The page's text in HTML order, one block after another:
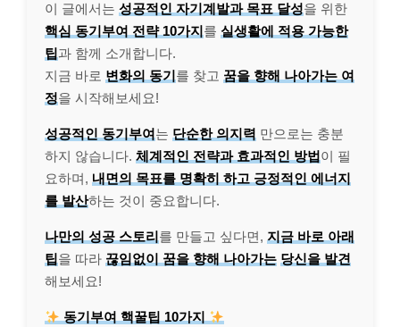
이 글에서는 성공적인 자기계발과 목표 달성을 위한
핵심 동기부여 전략 10가지를 실생활에 적용 가능한
팁과 함께 소개합니다.
지금 바로 변화의 동기를 찾고 꿈을 향해 나아가는 여
정을 시작해보세요!
성공적인 동기부여는 단순한 의지력 만으로는 충분
하지 않습니다. 체계적인 전략과 효과적인 방법이 필
요하며, 내면의 목표를 명확히 하고 긍정적인 에너지
를 발산하는 것이 중요합니다.
나만의 성공 스토리를 만들고 싶다면, 지금 바로 아래
팁을 따라 끊임없이 꿈을 향해 나아가는 당신을 발견
해보세요!
동기부여 핵꿀팁 10가지